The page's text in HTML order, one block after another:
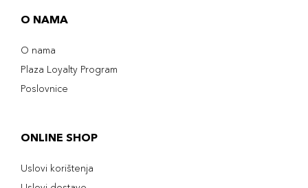
O NAMA
O nama
Plaza Loyalty Program
Poslovnice
ONLINE SHOP
Uslovi korištenja